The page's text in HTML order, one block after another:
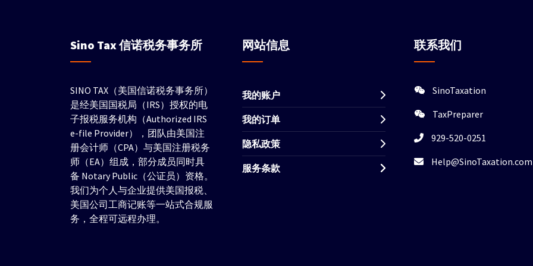
Sino Tax信诺税务事务所
SINO TAX（美国信诺税务事务所）
是经美国国税局（IRS）授权的电
子报税服务机构（Authorized IRS
e-file Provider），团队由美国注
册会计师（CPA）与美国注册税务
师（EA）组成，部分成员同时具
备 Notary Public（公证员）资格。
我们为个人与企业提供美国报税、
美国公司工商记账等一站式合规服
务，全程可远程办理。
网站信息
我的账户
我的订单
隐私政策
服务条款
联系我们
SinoTaxation
TaxPreparer
929-520-0251
Help@SinoTaxation.com